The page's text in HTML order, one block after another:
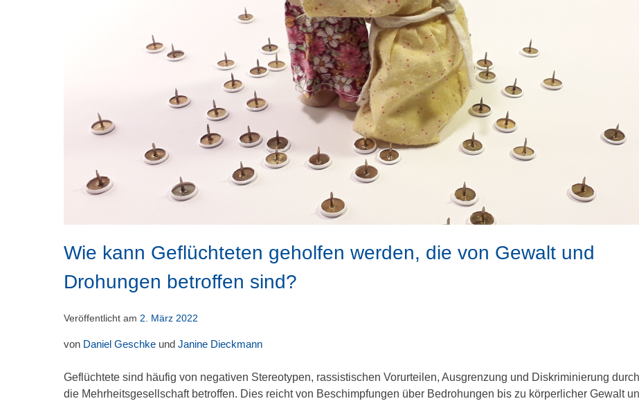
Wie kann Geflüchteten geholfen werden, die von Gewalt und
Drohungen betroffen sind?
Veröffentlicht am 2. März 2022
von Daniel Geschke und Janine Dieckmann
Geflüchtete sind häufig von negativen Stereotypen, rassistischen Vorurteilen, Ausgrenzung und Diskriminierung durch
die Mehrheitsgesellschaft betroffen. Dies reicht von Beschimpfungen über Bedrohungen bis zu körperlicher Gewalt